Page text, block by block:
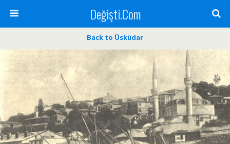
Değişti.Com
Back to Üsküdar